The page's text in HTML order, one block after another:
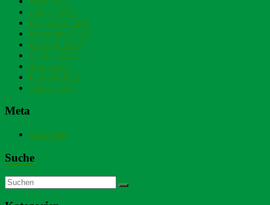
Januar 2013
Dezember 2012
November 2012
Oktober 2012
August 2012
April 2012
Februar 2012
Januar 2012
Meta
Anmelden
Suche